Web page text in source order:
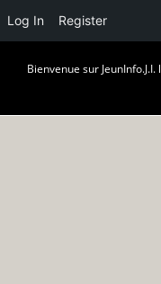
Log In Register
Bienvenue sur